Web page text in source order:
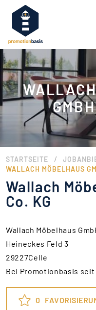
STARTSEITE /
WALLACH MÖBELHAUS
Wallach
Co. KG
Wallach Möbelhaus
Heineckes Feld 3
29227Celle
Bei Promotionbasis
0